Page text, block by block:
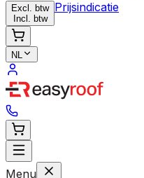
Excl. btw
Incl. btw
Prijsindicatie
NL
Menu